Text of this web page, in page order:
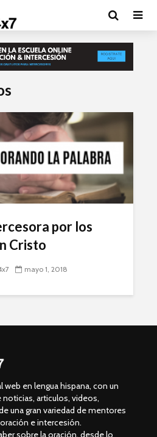
por los
Cristo
mayo 1, 2018
web en lengua hispana, con un
articulos, videos,
una gran variedad de mentores
e intercesión.